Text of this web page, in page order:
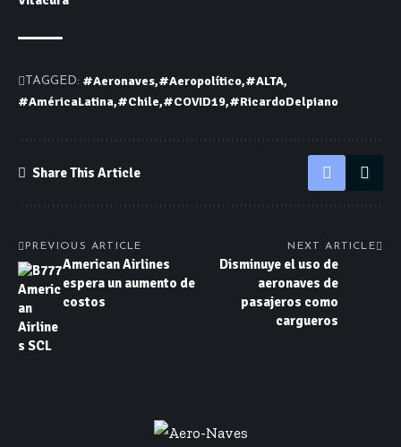
TAGGED: #Aeronaves #Aeropolítico #ALTA
#AméricaLatina #Chile #COVID19 #RicardoDelpiano
Share This Article
PREVIOUS ARTICLE
American Airlines
espera un aumento de
costos
NEXT ARTICLE
Disminuye el uso de
aeronaves de
pasajeros como
cargueros